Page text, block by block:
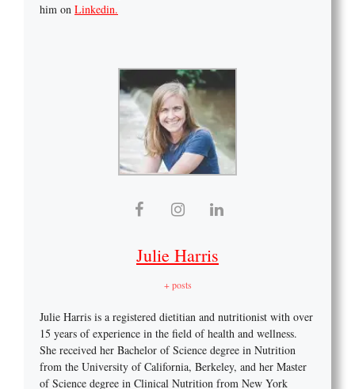
him on Linkedin.
Julie Harris
+ posts
Julie Harris is a registered dietitian and nutritionist with over
15 years of experience in the field of health and wellness.
She received her Bachelor of Science degree in Nutrition
from the University of California, Berkeley, and her Master
of Science degree in Clinical Nutrition from New York